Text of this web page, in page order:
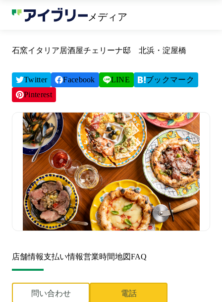
メディア
石窯イタリア居酒屋チェリーナ邸 北浜・淀屋橋
Twitter Facebook LINE
ブックマーク
Pinterest
店舗情報支払い情報営業時間地図FAQ
問い合わせ 電話